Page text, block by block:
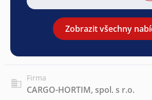
Zobrazit všechny
Firma
CARGO-HORTIM, spol. s r.o.